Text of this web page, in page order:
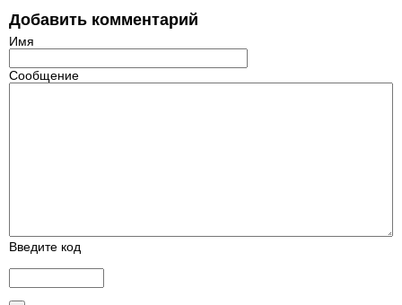
Добавить комментарий
Имя
Сообщение
Введите код